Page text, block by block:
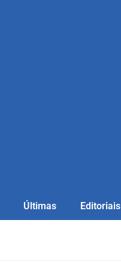
Últimas Editoriais